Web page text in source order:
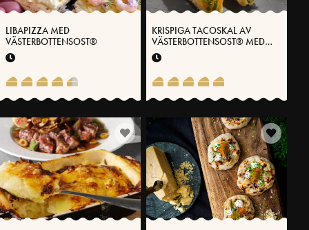
LIBAPIZZA MED
VÄSTERBOTTENSOST®
KRISPIGA TACOSKAL AV
VÄSTERBOTTENSOST® MED
SMETANA OCH LÖJROM